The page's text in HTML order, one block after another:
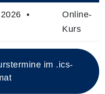
zum diesen Kurs
•
Online-
Kurs
im .ics-